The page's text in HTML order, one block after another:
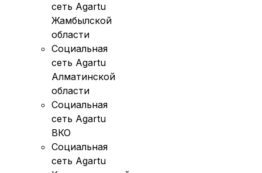
сеть Agartu
Жамбылской
области
Социальная
сеть Agartu
Алматинской
области
Социальная
сеть Agartu
ВКО
Социальная
сеть Agartu